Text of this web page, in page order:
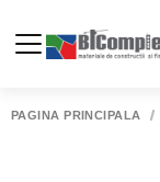
PAGINA PRINCIPALĂ